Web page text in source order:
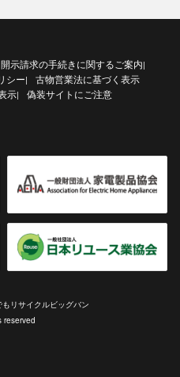
開示請求の手続きに関するご案内|
シー|
古物営業法に基づく表示
示| 偽装サイトにご注意
リサイクルビッグバン
reserved